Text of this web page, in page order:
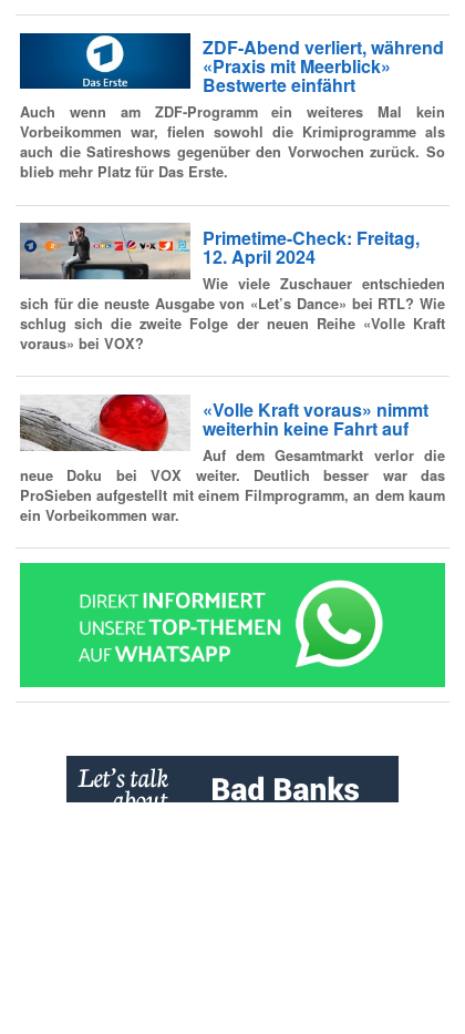
ZDF-Abend verliert, während
«Praxis mit Meerblick»
Bestwerte einfährt
Auch wenn am ZDF-Programm ein weiteres Mal kein
Vorbeikommen war, fielen sowohl die Krimiprogramme als
auch die Satireshows gegenüber den Vorwochen zurück. So
blieb mehr Platz für Das Erste.
Primetime-Check: Freitag,
12. April 2024
Wie viele Zuschauer entschieden
sich für die neuste Ausgabe von «Let’s Dance» bei RTL? Wie
schlug sich die zweite Folge der neuen Reihe «Volle Kraft
voraus» bei VOX?
«Volle Kraft voraus» nimmt
weiterhin keine Fahrt auf
Auf dem Gesamtmarkt verlor die
neue Doku bei VOX weiter. Deutlich besser war das
ProSieben aufgestellt mit einem Filmprogramm, an dem kaum
ein Vorbeikommen war.